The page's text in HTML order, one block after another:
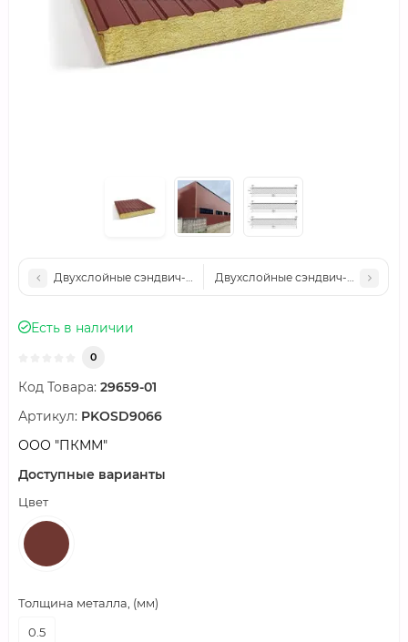
Двухслойные сэндвич-панели минеральная вата, 0.5,
Двухслойные сэндвич-панели
Есть в наличии
0
Код Товара: 29659-01
Артикул: PKOSD9066
ООО "ПКММ"
Доступные варианты
Цвет
Толщина металла, (мм)
0.5